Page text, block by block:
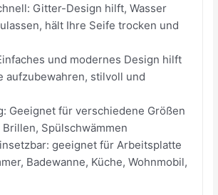
Gitter-Design hilft, Wasser
hält Ihre Seife trocken und
und modernes Design hilft
aufzubewahren, stilvoll und
Geeignet für verschiedene Größen
Spülschwämmen
geeignet für Arbeitsplatte
Badewanne, Küche, Wohnmobil,